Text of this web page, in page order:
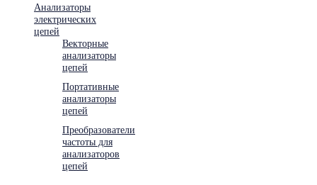
Анализаторы
электрических
цепей
Векторные
анализаторы
цепей
Портативные
анализаторы
цепей
Преобразователи
частоты для
анализаторов
цепей